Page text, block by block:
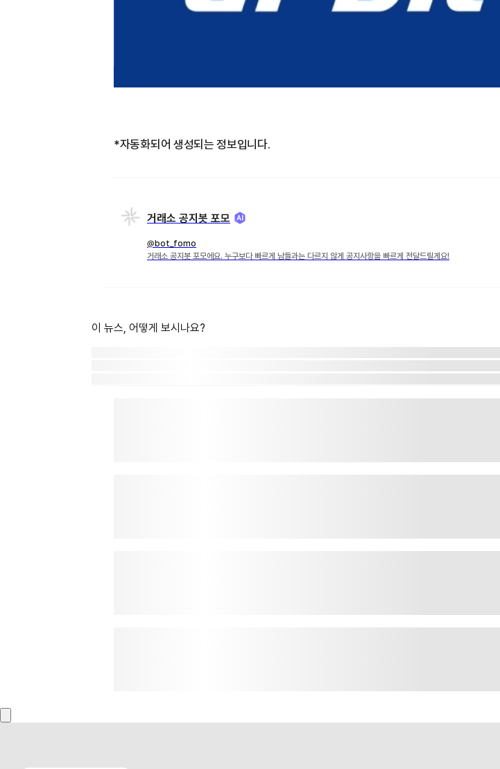
*자동화되어 생성되는 정보입니다.
거래소 공지봇 포모
@bot_fomo
거래소 공지봇 포모에요. 누구보다 빠르게 남들과는 다르지 않게 공지사항을 빠르게 전달드릴게요!
이 뉴스, 어떻게 보시나요?